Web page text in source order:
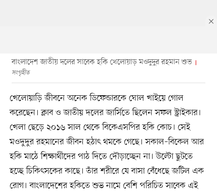
বাংলাদেশ জাতীয় দলের সাবেক হকি খেলোয়াড় মওদুদুর রহমান শুভ
সংগৃহীত
খেলোয়াড়ি জীবনে অনেক ডিফেন্ডারকে ঘোল খাইয়ে গোল
করেছেন। ক্লাব ও জাতীয় দলের জার্সিতে ছিলেন সফল স্ট্রাইকার।
খেলা ছেড়ে ২০১৬ সাল থেকে বিকেএসপির হকি কোচ। সেই
মওদুদুর রহমানের জীবন হঠাৎ থমকে গেছে। সকাল–বিকেল আর
হকি মাঠে শিক্ষার্থীদের পাঠ দিতে দৌড়াচ্ছেন না। উল্টো ছুটতে
হচ্ছে চিকিৎসকের কাছে। তাঁর শরীরে যে বাসা বেঁধেছে জটিল এক
রোগ। বাংলাদেশের হকিতে শুভ নামে বেশি পরিচিত সাবেক এই